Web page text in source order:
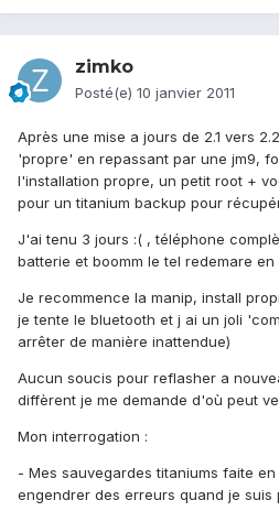
zimko
Posté(e) 10 janvier 2011
Après une mise a jours de 2.1 vers
'propre' en repassant par une jm9,
l'installation propre, un petit root +
pour un titanium backup pour
J'ai tenu 3 jours :( , téléphone
batterie et boomm le tel redemare en
Je recommence la manip, install
je tente le bluetooth et j ai un joli
arrêter de manière inattendue)
Aucun soucis pour reflasher a
diffèrent je me demande d'où peut
Mon interrogation :
- Mes sauvegardes titaniums faite
engendrer des erreurs quand je suis